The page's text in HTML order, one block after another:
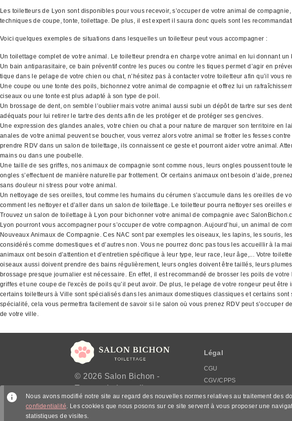
Les toiletteurs de Lyon sont disponibles pour vous recevoir, s’occuper de votre animal de
techniques de coupe, tonte, toilettage. De plus, il est expert il saura donc quels sont les
Voici quelques exemples de situations dans lesquelles un toiletteur peut vous accompagner :
Un toilettage complet de votre animal. Le toiletteur prendra en charge votre animal en lui donnant
Un bain antiparasitaire, ce bain préventif contre les puces ou contre les tiques permet d’agir en
tique dans le pelage de votre chien ou chat, n’hésitez pas à contacter votre toiletteur afin qu’il vous
Une coupe ou une tonte des poils, bichonnez votre animal de compagnie et offrez lui un
ciseaux ou une tonte est plus adapté à son type de poil.
Un brossage de dent, on semble l’oublier mais votre animal aussi subi un dépôt de tartre sur ses
adéquats pour lui retirer le tartre des dents afin de les protéger et de protéger ses gencives.
Une expression des glandes anales, votre chien ou chat a pour nature de marquer son territoire
anales de votre animal peuvent se boucher, vous verrez alors votre animal se frotter les fesses
prendre RDV dans un salon de toilettage, ils connaissent ce geste et pourront aider votre animal.
mains ou dans une poubelle.
Une taille de ses griffes, nos animaux de compagnie sont comme nous, leurs ongles poussent
ongles s’effectuent de manière naturelle par frottement. Or certains animaux ont besoin d’aide,
sans douleur ni stress pour votre animal.
Un nettoyage de ses oreilles, tout comme les humains du cérumen s’accumule dans les oreilles
comment les nettoyer et d’aller dans un salon de toilettage. Le toiletteur pourra nettoyer ses
Trouvez un salon de toilettage à Lyon pour bichonner votre animal de compagnie avec
Lyon pourront vous accompagner pour s’occuper de votre compagnon. Aujourd’hui, un animal de
Nouveaux Animaux de Compagnie. Ces NAC sont par exemples les oiseaux, les lapins, les souris,
considérés comme domestiques et d’autres non. Vous ne pourrez donc pas tous les accueillir à la
animaux ont besoin d’attention et d’entretien spécifique à leur type, leur race, leur âge,... Votre
oiseaux aussi doivent prendre des bains régulièrement, leurs ongles doivent être taillés, leurs
brossage presque journalier est nécessaire. En effet, il est recommandé de brosser les poils de
griffes et une coupe de l'excès de poils qu’il peut avoir. De plus, le pelage de votre rongeur peut
certains toiletteurs à Ville sont spécialisés dans les animaux domestiques classiques et certains
spécialité, cela vous permettra facilement de savoir si le salon où vous prenez RDV peut s’occuper
de votre ville.
© 2026 Salon Bichon -
Trouvez le bon toiletteur
partout en France.
Légal
CGU
CGV/CPPS
Mentions légales
Politique de confidentialité
Nous avons modifié notre site au regard des nouvelles normes relatives au traitement des
confidentialité. Les cookies que nous posons sur ce site servent à vous proposer une
statistiques de visites.